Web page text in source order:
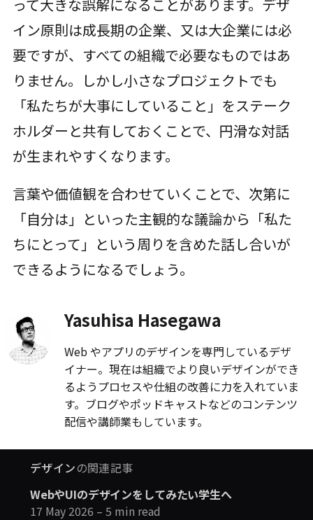
って大きな誤解になることがあります。デザ
イン原則は成長期の企業、又は大企業には必
要ですが、すべての組織で必要なものではあ
りません。しかし小さなプロジェクトでも
「私たちが大事にしていること」をステーク
ホルダーと共有しておくことで、円滑な対話
が生まれやすくなります。
言葉や価値観を合わせていくことで、次第に
「自分は」といった主観的な議論から「私た
ちにとって」という周りを含めた話し合いが
できるようになるでしょう。
Yasuhisa Hasegawa
Web やアプリのデザインを専門しているデザ
イナー。現在は組織でより良いデザインができ
るようプロセスや仕組の改善に力を入れていま
す。ブログやポッドキャストなどのコンテンツ
配信や講師業もしています。
デザインの関連記事
WebやUIのデザインをしてみたい学生へ
17 May 2026 – 5 min read